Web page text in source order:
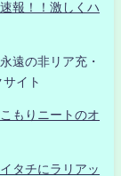
報！！激しくハ
遠の非リア充・
イト
もりニートのオ
タチにラリアッ